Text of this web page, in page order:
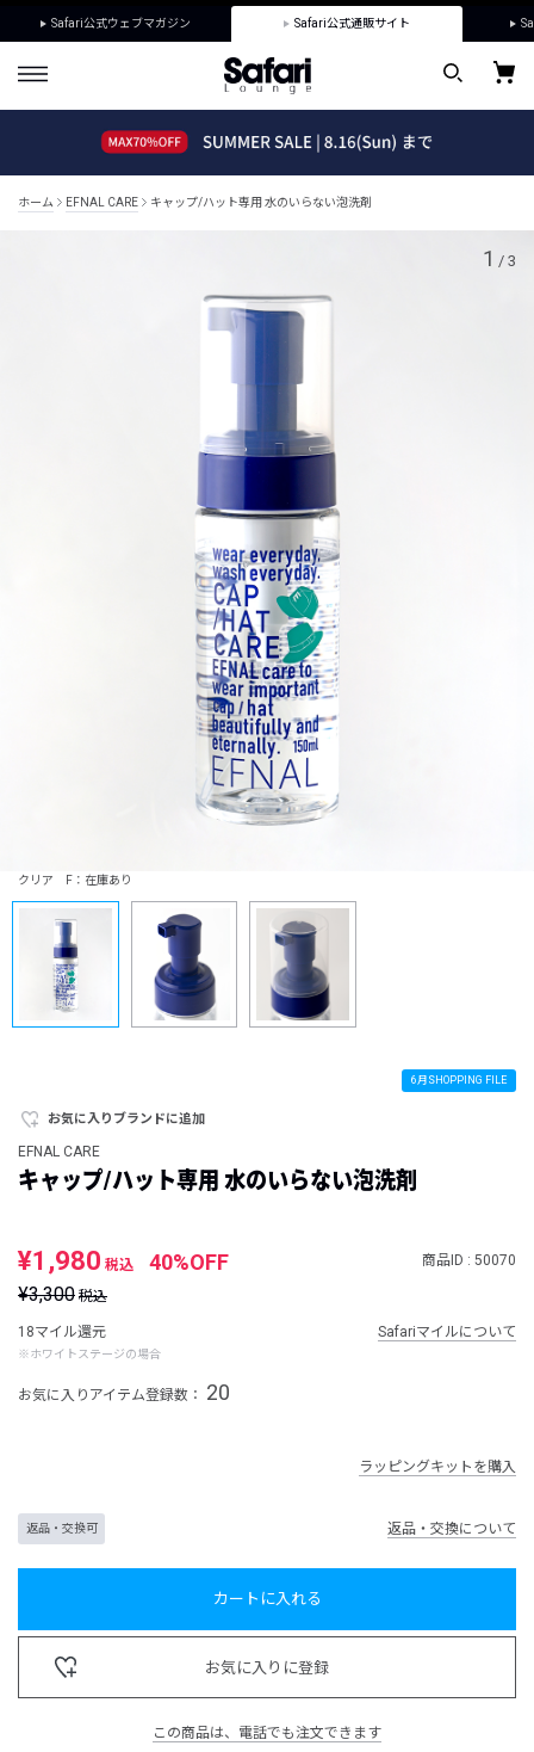
Safari公式ウェブマガジン Safari公式通販サイト
ホーム EFNAL CARE キャップ/ハット専用 水のいらない泡洗剤
クリア F：在庫あり
1 / 3
6月SHOPPING FILE
お気に入りブランドに追加
EFNAL CARE
キャップ/ハット専用 水のいらない泡洗剤
¥1,980 税込 40%OFF 商品ID : 50070
¥3,300 税込
18マイル還元
※ホワイトステージの場合
Safariマイルについて
お気に入りアイテム登録数： 20
ラッピングキットを購入
返品・交換可 返品・交換について
カートに入れる
お気に入りに登録
この商品は、電話でも注文できます